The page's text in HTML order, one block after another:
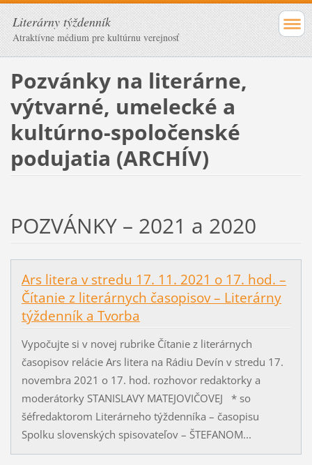
Literárny týždenník
Atraktívne médium pre kultúrnu verejnosť
Pozvánky na literárne,
výtvarné, umelecké a
kultúrno-spoločenské
podujatia (ARCHÍV)
POZVÁNKY – 2021 a 2020
Ars litera v stredu 17. 11. 2021 o 17. hod. –
Čítanie z literárnych časopisov – Literárny
týždenník a Tvorba
Vypočujte si v novej rubrike Čítanie z literárnych
časopisov relácie Ars litera na Rádiu Devín v stredu 17.
novembra 2021 o 17. hod. rozhovor redaktorky a
moderátorky STANISLAVY MATEJOVIČOVEJ * so
šéfredaktorom Literárneho týždenníka – časopisu
Spolku slovenských spisovateľov – ŠTEFANOM...